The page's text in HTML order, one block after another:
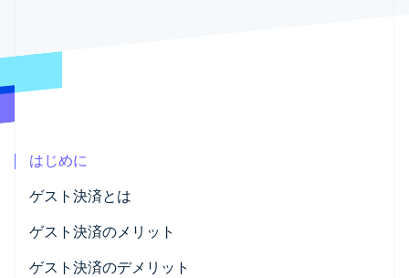
カーボンリムーバル
Identity
はじめに
ゲスト決済とは
ゲスト決済のメリット
ゲスト決済のデメリット